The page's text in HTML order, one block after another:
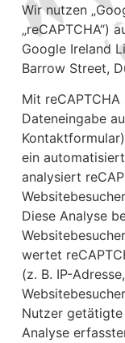
Wir nutzen
„reCAPTCHA“)
Google Ireland
Barrow Street,
Mit
Dateneingabe
ein
analysiert
Diese Analyse
wertet
(z. B. IP-
Nutzer
Analyse